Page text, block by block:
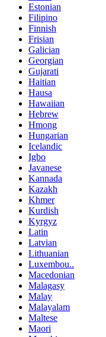
Estonian
Filipino
Finnish
Frisian
Galician
Georgian
Gujarati
Haitian
Hausa
Hawaiian
Hebrew
Hmong
Hungarian
Icelandic
Igbo
Javanese
Kannada
Kazakh
Khmer
Kurdish
Kyrgyz
Latin
Latvian
Lithuanian
Luxembou..
Macedonian
Malagasy
Malay
Malayalam
Maltese
Maori